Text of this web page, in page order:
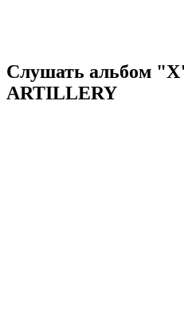
Слушать альбом
ARTILLERY